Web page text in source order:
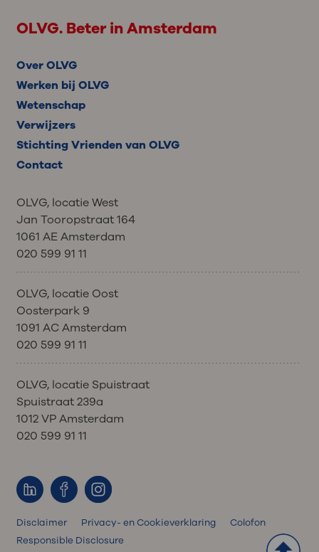
OLVG. Beter in Amsterdam
Over OLVG
Werken bij OLVG
Wetenschap
Verwijzers
Stichting Vrienden van OLVG
Contact
OLVG, locatie West
Jan Tooropstraat 164
1061 AE Amsterdam
020 599 91 11
OLVG, locatie Oost
Oosterpark 9
1091 AC Amsterdam
020 599 91 11
OLVG, locatie Spuistraat
Spuistraat 239a
1012 VP Amsterdam
020 599 91 11
Disclaimer Privacy- en Cookieverklaring
Colofon
Responsible Disclosure